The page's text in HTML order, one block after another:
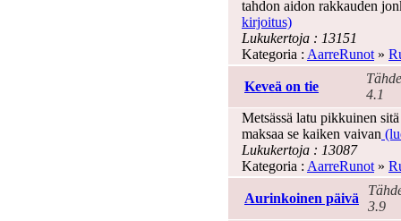
tahdon aidon rakkauden
kirjoitus)
Lukukertoja : 13151
Kategoria : AarreRunot »
Keveä on tie
4.1
Metsässä latu pikkuinen
maksaa se kaiken vaivan
Lukukertoja : 13087
Kategoria : AarreRunot »
Aurinkoinen päivä
3.9